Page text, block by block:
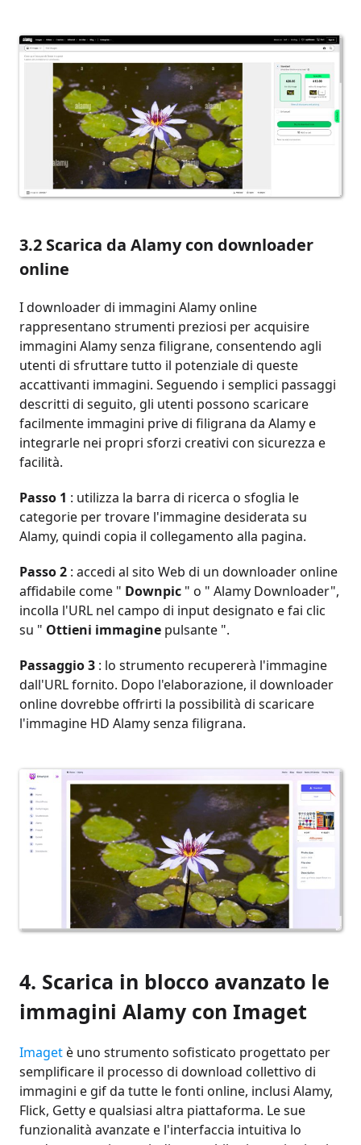
3.2 Scarica da Alamycon downloader
online
I downloader di immagini Alamy online
rappresentano strumenti preziosi per acquisire
immagini Alamy senza filigrane, consentendo agli
utenti di sfruttare tutto il potenziale di queste
accattivanti immagini. Seguendo i semplici passaggi
descritti di seguito, gli utenti possono scaricare
facilmente immagini prive di filigrana da Alamy e
integrarle nei propri sforzi creativi con sicurezza e
facilità.
Passo 1 : utilizza la barra di ricerca o sfoglia le
categorie per trovare l'immagine desiderata su
Alamy, quindi copia il collegamento alla pagina.
Passo 2 : accedi al sito Web di un downloader online
affidabile come " Downpic " o " Alamy Downloader",
incolla l'URL nel campo di input designato e fai clic
su " Ottieni immagine pulsante ".
Passaggio 3 : lo strumento recupererà l'immagine
dall'URL fornito. Dopo l'elaborazione, il downloader
online dovrebbe offrirti la possibilità di scaricare
l'immagine HD Alamy senza filigrana.
4. Scarica in blocco avanzato le
immagini Alamy con Imaget
Imaget è uno strumento sofisticato progettato per
semplificare il processo di download collettivo di
immagini e gif da tutte le fonti online, inclusi Alamy,
Flick, Getty e qualsiasi altra piattaforma. Le sue
funzionalità avanzate e l'interfaccia intuitiva lo